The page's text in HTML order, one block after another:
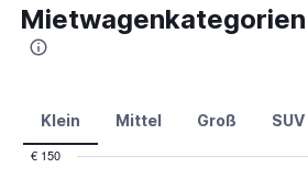
Mietwagenkategorien
Klein Mittel Groß SUV
€ 150